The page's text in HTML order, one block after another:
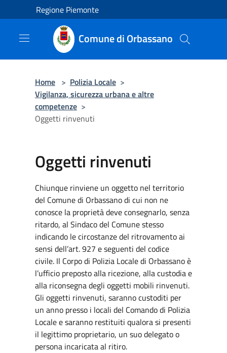
Salta al contenuto principale
Regione Piemonte
Comune di Orbassano
Home > Polizia Locale >
Vigilanza, sicurezza urbana e altre
competenze >
Oggetti rinvenuti
Oggetti rinvenuti
Chiunque rinviene un oggetto nel territorio
del Comune di Orbassano di cui non ne
conosce la proprietà deve consegnarlo, senza
ritardo, al Sindaco del Comune stesso
indicando le circostanze del ritrovamento ai
sensi dell’art. 927 e seguenti del codice
civile. Il Corpo di Polizia Locale di Orbassano è
l’ufficio preposto alla ricezione, alla custodia e
alla riconsegna degli oggetti mobili rinvenuti.
Gli oggetti rinvenuti, saranno custoditi per
un anno presso i locali del Comando di Polizia
Locale e saranno restituiti qualora si presenti
il legittimo proprietario, un suo delegato o
persona incaricata al ritiro.